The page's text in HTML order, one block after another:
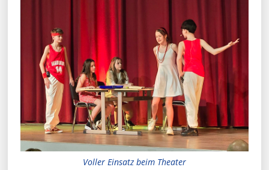
Voller Einsatz beim Theater